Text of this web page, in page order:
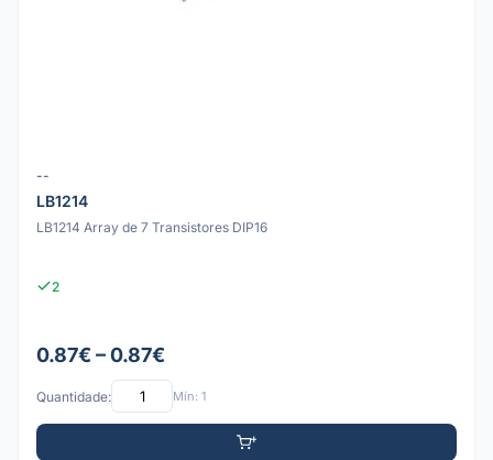
--
LB1214
LB1214 Array de 7 Transistores DIP16
2
0.87€ – 0.87€
Quantidade: Mín: 1